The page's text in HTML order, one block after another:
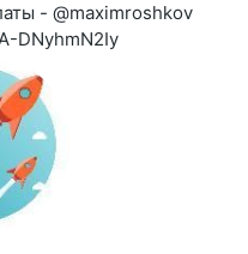
- @maximroshkov
DNyhmN2Iy